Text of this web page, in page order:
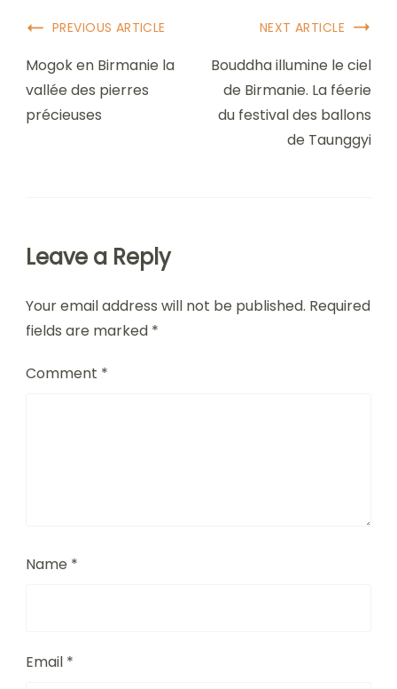
Post
Navigation
PREVIOUS ARTICLE
Mogok en Birmanie la
vallée des pierres
précieuses
NEXT ARTICLE
Bouddha illumine le ciel
de Birmanie. La féerie
du festival des ballons
de Taunggyi
Leave a Reply
Your email address will not be published. Required
fields are marked *
Comment *
Name *
Email *